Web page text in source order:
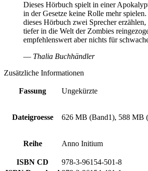
Dieses Hörbuch spielt in einer
in der Gesetze keine Rolle mehr
dieses Hörbuch zwei Sprecher
tiefer in die Welt der Zombies
empfehlenswert aber nichts für
― Thalia Buchhändler
Zusätzliche Informationen
Fassung Ungekürzte
Dateigroesse 626 MB (Band1), 588 MB
Reihe Anno Initium
ISBN CD
978-3-96154-501-8